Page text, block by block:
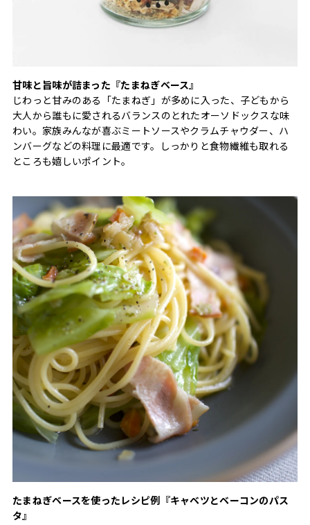
甘味と旨味が詰まった『たまねぎベース』
じわっと甘みのある「たまねぎ」が多めに入った、子どもから
大人から誰もに愛されるバランスのとれたオーソドックスな味
わい。家族みんなが喜ぶミートソースやクラムチャウダー、ハ
ンバーグなどの料理に最適です。しっかりと食物繊維も取れる
ところも嬉しいポイント。
たまねぎベースを使ったレシピ例『キャベツとベーコンのパス
タ』